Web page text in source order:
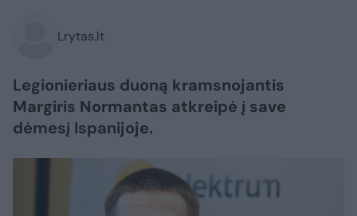
Lrytas.lt
Legionieriaus duoną kramsnojantis
Margiris Normantas atkreipė į save
dėmesį Ispanijoje.